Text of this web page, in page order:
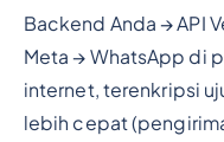
Backend Anda → API
Meta → WhatsApp di
internet, terenkripsi
lebih cepat